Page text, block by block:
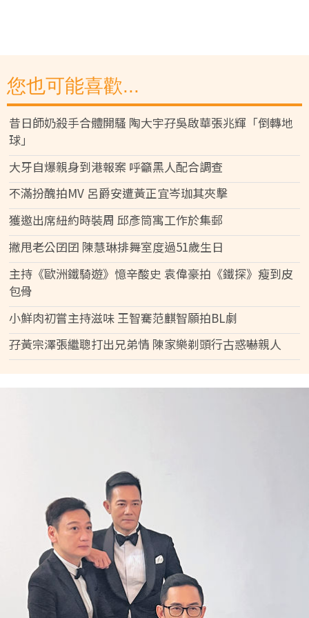
您也可能喜歡...
昔日師奶殺手合體開騷 陶大宇孖吳啟華張兆輝「倒轉地
球」
大牙自爆親身到港報案 呼籲黑人配合調查
不滿扮醜拍MV 呂爵安遭黃正宜岑珈其夾擊
獲邀出席紐約時裝周 邱彥筒寓工作於集郵
撇甩老公囝囝 陳慧琳排舞室度過51歲生日
主持《歐洲鐵騎遊》憶辛酸史 袁偉豪拍《鐵探》瘦到皮
包骨
小鮮肉初嘗主持滋味 王智騫范麒智願拍BL劇
孖黃宗澤張繼聰打出兄弟情 陳家樂剃頭行古惑嚇親人